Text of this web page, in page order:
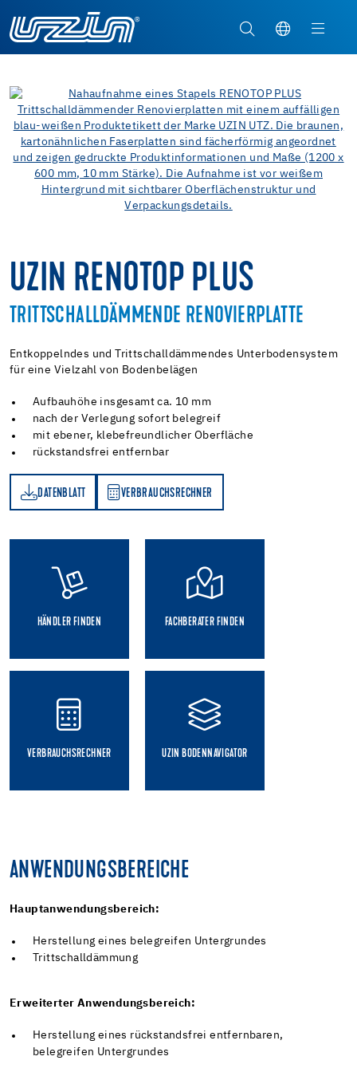
UZIN RENOTOP PLUS
TRITTSCHALLDÄMMENDE RENOVIERPLATTE
Entkoppelndes und Trittschalldämmendes Unterbodensystem
für eine Vielzahl von Bodenbelägen
Aufbauhöhe insgesamt ca. 10 mm
nach der Verlegung sofort belegreif
mit ebener, klebefreundlicher Oberfläche
rückstandsfrei entfernbar
DATENBLATT VERBRAUCHSRECHNER
HÄNDLER FINDEN FACHBERATER FINDEN
VERBRAUCHSRECHNER UZIN BODENNAVIGATOR
ANWENDUNGSBEREICHE
Hauptanwendungsbereich:
Herstellung eines belegreifen Untergrundes
Trittschalldämmung
Erweiterter Anwendungsbereich:
Herstellung eines rückstandsfrei entfernbaren,
belegreifen Untergrundes